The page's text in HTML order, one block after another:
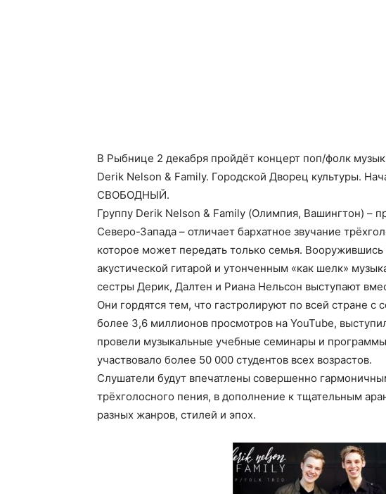
В Рыбнице 2 декабря пройдёт концерт поп/фолк
Derik Nelson & Family. Городской Дворец культуры.
СВОБОДНЫЙ.
Группу Derik Nelson & Family (Олимпия, Вашингтон) –
Северо-Запада – отличает бархатное звучание
которое может передать только семья.
акустической гитарой и утонченным «как шелк»
сестры Дерик, Далтен и Риана Нельсон выступают
Они гордятся тем, что гастролируют по всей стране
более 3,6 миллионов просмотров на YouTube,
провели музыкальные учебные семинары и
участвовало более 50 000 студентов всех возрастов.
Слушатели будут впечатлены совершенно
трёхголосного пения, в дополнение к тщательным
разных жанров, стилей и эпох.